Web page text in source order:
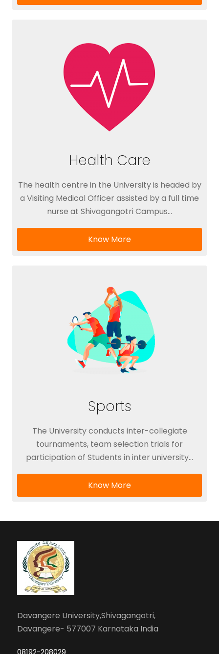
Health Care
The health centre in the University is headed by
a Visiting Medical Officer assisted by a full time
nurse at Shivagangotri Campus…
Know More
Sports
The University conducts inter-collegiate
tournaments, team selection trials for
participation of Students in inter university…
Know More
Davangere University,Shivagangotri,
Davangere- 577007 Karnataka India
08192-208029